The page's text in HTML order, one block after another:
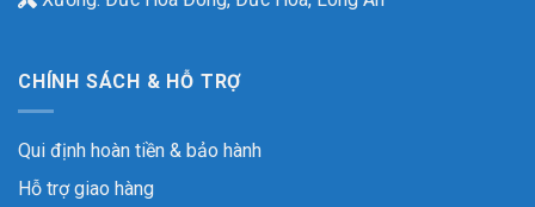
CHÍNH SÁCH & HỖ TRỢ
Qui định hoàn tiền & bảo hành
Hỗ trợ giao hàng